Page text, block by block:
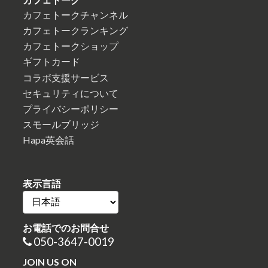
カフェトークチャンネル
カフェトークランキング
カフェトークショップ
ギフトカード
コラボ支援サービス
セキュリティについて
プライバシーポリシー
スモールブリッジ
Hapa英会話
表示言語
お電話でのお問合せ
050-3647-0019
JOIN US ON